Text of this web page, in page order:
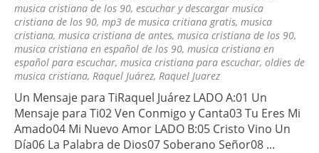
musica cristiana de los 90, escuchar y descargar musica
cristiana de los 90, mp3 de musica critiana gratis, musica
cristiana, musica cristiana de antes, musica cristiana de los 90,
musica cristiana en español de los 90, musica cristiana en
español para escuchar, musica cristiana para escuchar, oldies de
musica cristiana, Raquel Juárez, Raquel Juarez
Un Mensaje para TiRaquel Juárez LADO A:01 Un
Mensaje para Ti02 Ven Conmigo y Canta03 Tu Eres Mi
Amado04 Mi Nuevo Amor LADO B:05 Cristo Vino Un
Día06 La Palabra de Dios07 Soberano Señor08 ...